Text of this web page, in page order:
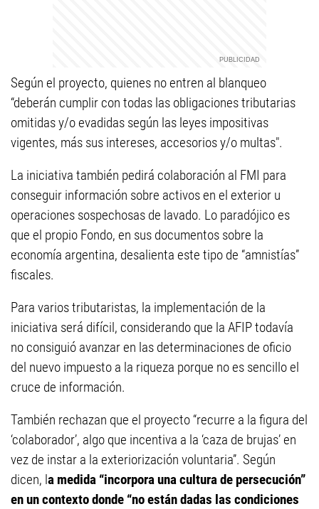
Según el proyecto, quienes no entren al blanqueo
“deberán cumplir con todas las obligaciones tributarias
omitidas y/o evadidas según las leyes impositivas
vigentes, más sus intereses, accesorios y/o multas".
La iniciativa también pedirá colaboración al FMI para
conseguir información sobre activos en el exterior u
operaciones sospechosas de lavado. Lo paradójico es
que el propio Fondo, en sus documentos sobre la
economía argentina, desalienta este tipo de “amnistías”
fiscales.
Para varios tributaristas, la implementación de la
iniciativa será difícil, considerando que la AFIP todavía
no consiguió avanzar en las determinaciones de oficio
del nuevo impuesto a la riqueza porque no es sencillo el
cruce de información.
También rechazan que el proyecto “recurre a la figura del
‘colaborador’, algo que incentiva a la ‘caza de brujas’ en
vez de instar a la exteriorización voluntaria”. Según
dicen, la medida “incorpora una cultura de persecución”
en un contexto donde “no están dadas las condiciones